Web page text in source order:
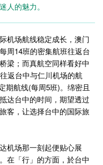
人的魅力。
机场航线稳定成长，澳门
周14班的密集航班往返台
梁；而真航空同样看好中
返台中与仁川机场的航
期航线(每周5班)。绵密且
达台中的时间，期望透过
客，让选择台中的国际旅
机场那一刻起便贴心展
在「行」的方面，於台中